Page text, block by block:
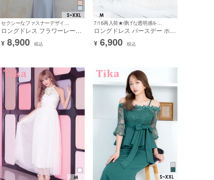
ロングドレス フラワーレース
フリル袖 バストジップ ストレ
ッチ 水色 ブルー XXL タイト
¥ 8,900 税込
ロングドレス バースデー ホル
ターネック ケミカルレース ビ
ジュー チュール 胸元カバー
¥ 6,900 税込